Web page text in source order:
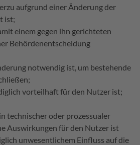
aufgrund einer Änderung der
ist;
einem gegen ihn gerichteten
Behördenentscheidung
notwendig ist, um bestehende
vorteilhaft für den Nutzer ist;
technischer oder prozessualer
Auswirkungen für den Nutzer ist
unwesentlichem Einfluss auf die